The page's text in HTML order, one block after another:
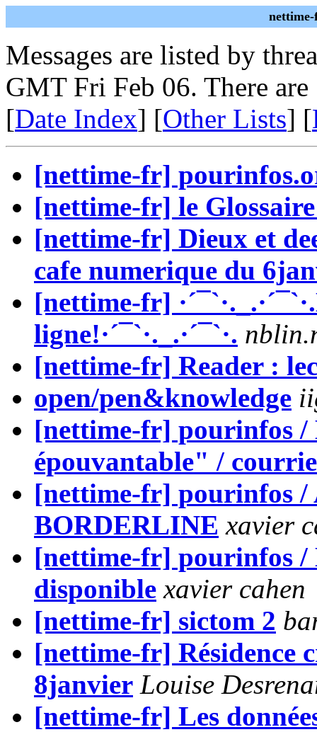
Messages are listed by
GMT Fri Feb 06. There are
[Date Index] [Other Lists] [
[nettime-fr]
[nettime-fr] le
[nettime-fr] Dieux et
cafe numerique du
[nettime-fr]
ligne!·´¯`·._.·´¯`·.
[nettime-fr] Reader :
open/pen&knowledge
[nettime-fr] pourinfos /
épouvantable" /
[nettime-fr] pourinfos
BORDERLINE xavier
[nettime-fr] pourinfos /
disponible xavier cahen
[nettime-fr] sictom 2
[nettime-fr] Résidence
8janvier Louise
[nettime-fr] Les